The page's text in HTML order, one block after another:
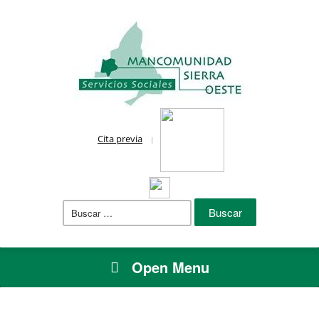
Cita previa
Buscar:
Open Menu